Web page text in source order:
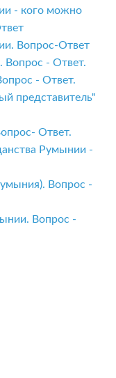
- кого можно
Вопрос-Ответ
- Ответ.
- Ответ.
представитель"
Ответ.
Румынии -
Вопрос -
Вопрос -